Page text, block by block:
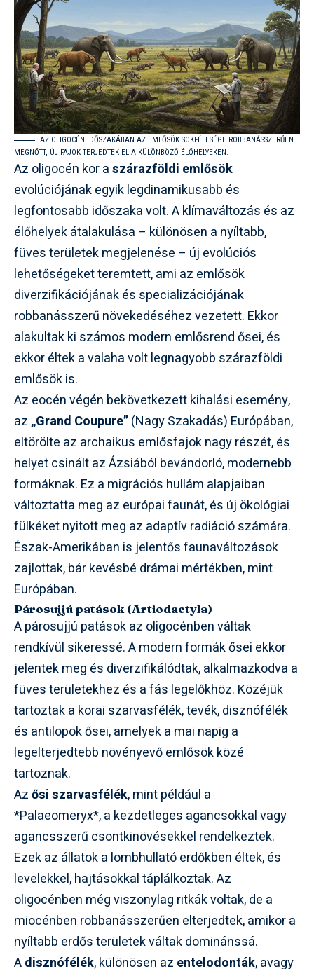
AZ OLIGOCÉN IDŐSZAKÁBAN AZ EMLŐSÖK SOKFÉLESÉGE ROBBANÁSSZERŰEN
MEGNŐTT, ÚJ FAJOK TERJEDTEK EL A KÜLÖNBÖZŐ ÉLŐHELYEKEN.
Az oligocén kor aszárazföldi emlősök
evolúciójának egyik legdinamikusabb és
legfontosabb időszaka volt. A klímaváltozás és az
élőhelyek átalakulása – különösen a nyíltabb,
füves területek megjelenése – új evolúciós
lehetőségeket teremtett, ami az emlősök
diverzifikációjának és specializációjának
robbanásszerű növekedéséhez vezetett. Ekkor
alakultak ki számos modern emlősrend ősei, és
ekkor éltek a valaha volt legnagyobb szárazföldi
emlősök is.
Az eocén végén bekövetkezett kihalási esemény,
az„Grand Coupure”(Nagy Szakadás) Európában,
eltörölte az archaikus emlősfajok nagy részét, és
helyet csinált az Ázsiából bevándorló, modernebb
formáknak. Ez a migrációs hullám alapjaiban
változtatta meg az európai faunát, és új ökológiai
fülkéket nyitott meg az adaptív radiáció számára.
Észak-Amerikában is jelentős faunaváltozások
zajlottak, bár kevésbé drámai mértékben, mint
Európában.
Párosujjú patások (Artiodactyla)
A párosujjú patások az oligocénben váltak
rendkívül sikeressé. A modern formák ősei ekkor
jelentek meg és diverzifikálódtak, alkalmazkodva a
füves területekhez és a fás legelőkhöz. Közéjük
tartoztak a korai szarvasfélék, tevék, disznófélék
és antilopok ősei, amelyek a mai napig a
legelterjedtebb növényevő emlősök közé
tartoznak.
Azősi szarvasfélék, mint például a
*Palaeomeryx*, a kezdetleges agancsokkal vagy
agancsszerű csontkinövésekkel rendelkeztek.
Ezek az állatok a lombhullató erdőkben éltek, és
levelekkel, hajtásokkal táplálkoztak. Az
oligocénben még viszonylag ritkák voltak, de a
miocénben robbanásszerűen elterjedtek, amikor a
nyíltabb erdős területek váltak dominánssá.
Adisznófélék, különösen az entelodonták, avagy